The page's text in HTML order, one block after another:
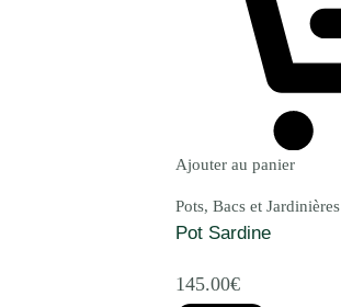
Ajouter au panier
Pots, Bacs et Jardinières
Pot Sardine
145.00€